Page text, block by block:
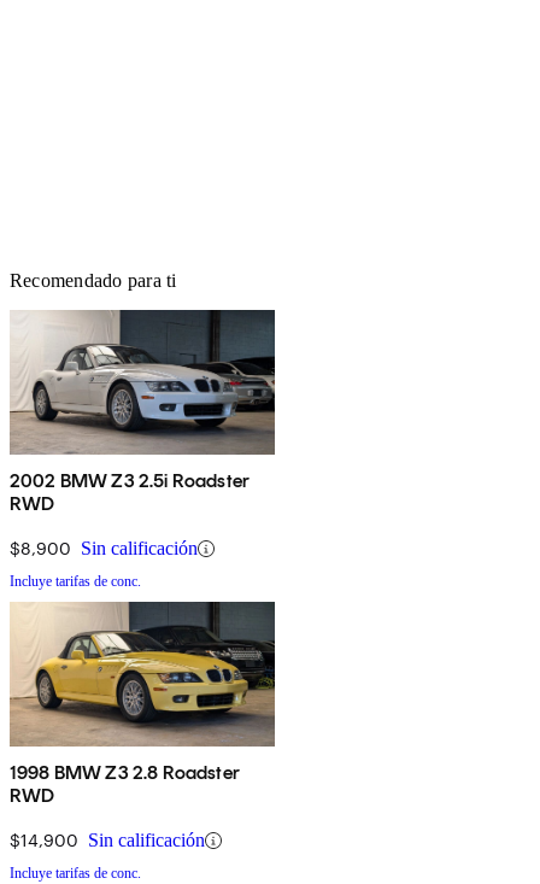
Recomendado para ti
2002 BMW Z3 2.5i Roadster
RWD
$8,900 Sin calificación
Incluye tarifas de conc.
1998 BMW Z3 2.8 Roadster
RWD
$14,900 Sin calificación
Incluye tarifas de conc.